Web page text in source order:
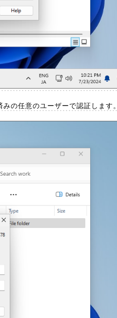
の任意のユーザーで認証します。